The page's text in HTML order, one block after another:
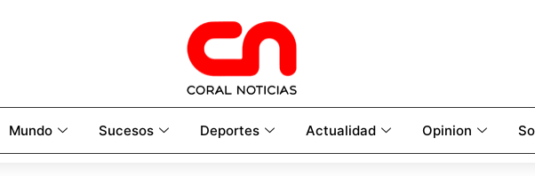
Mundo Sucesos Deportes Actualidad Opinion